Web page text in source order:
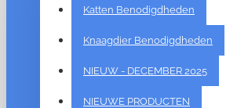
Katten Benodigdheden
Knaagdier Benodigdheden
NIEUW - DECEMBER 2025
NIEUWE PRODUCTEN